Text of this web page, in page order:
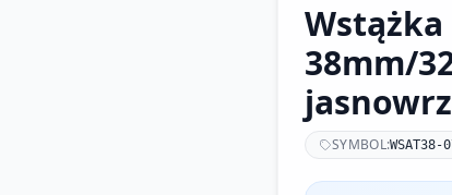
38mm/
SYMBOL:WSAT38-